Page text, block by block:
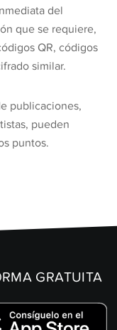
del
que se requiere,
QR, códigos
similar.
publicaciones,
pueden
puntos.
GRATUITA